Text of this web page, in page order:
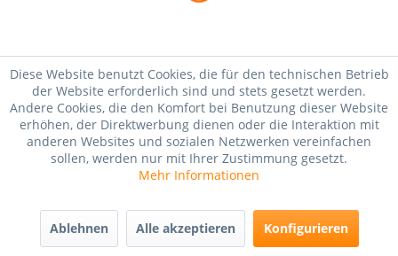
Diese Website benutzt Cookies, die für den technischen Betrieb
der Website erforderlich sind und stets gesetzt werden.
Andere Cookies, die den Komfort bei Benutzung dieser Website
erhöhen, der Direktwerbung dienen oder die Interaktion mit
anderen Websites und sozialen Netzwerken vereinfachen
sollen, werden nur mit Ihrer Zustimmung gesetzt.
Mehr Informationen
Ablehnen Alle akzeptieren Konfigurieren